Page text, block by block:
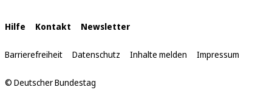
Interne
Links
Hilfe Kontakt Newsletter
Barrierefreiheit Datenschutz Inhalte melden Impressum
© Deutscher Bundestag